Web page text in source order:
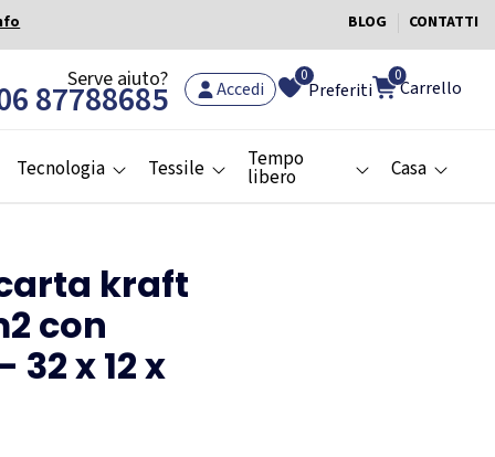
BLOG CONTATTI
Serve aiuto?
87788685 Accedi Preferiti
0 0
Carrello
Tecnologia Tessile Tempo
libero Casa
kraft
con
x 12 x